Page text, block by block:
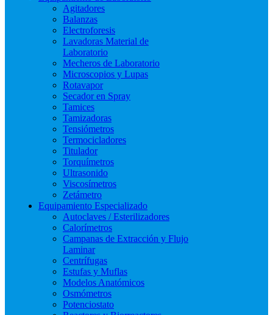
Agitadores
Balanzas
Electroforesis
Lavadoras Material de
Laboratorio
Mecheros de Laboratorio
Microscopios y Lupas
Rotavapor
Secador en Spray
Tamices
Tamizadoras
Tensiómetros
Termocicladores
Titulador
Torquímetros
Ultrasonido
Viscosímetros
Zetámetro
Equipamiento Especializado
Autoclaves / Esterilizadores
Calorímetros
Campanas de Extracción y Flujo
Laminar
Centrífugas
Estufas y Muflas
Modelos Anatómicos
Osmómetros
Potenciostato